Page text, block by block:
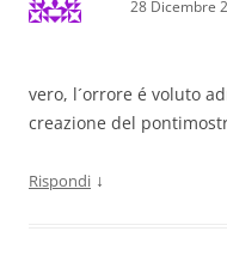
28 Dicembre
vero, l´orrore é voluto
creazione del
Rispondi ↓